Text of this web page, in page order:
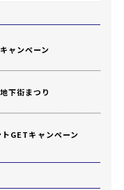
ャンペーン
下街まつり
トGETキャンペーン